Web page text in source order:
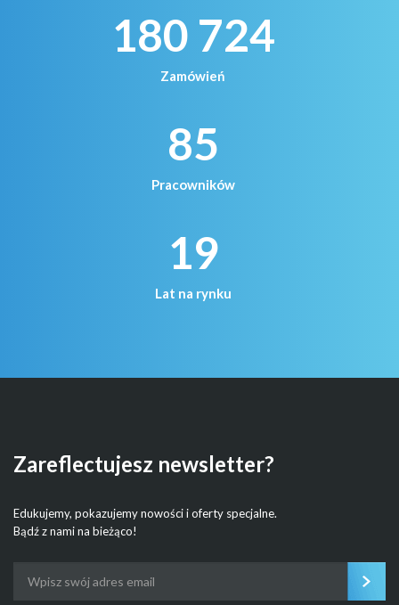
180 724
Zamówień
85
Pracowników
19
Lat na rynku
Zareflectujesz newsletter?
Edukujemy, pokazujemy nowości i oferty specjalne.
Bądź z nami na bieżąco!